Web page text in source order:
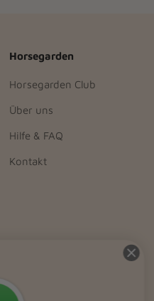
Horsegarden
Horsegarden Club
Über uns
Hilfe & FAQ
Kontakt